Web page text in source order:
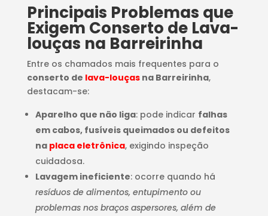
Principais Problemas que
Exigem Conserto de Lava-
louças na Barreirinha
Entre os chamados mais frequentes para o
conserto de lava-louçasna Barreirinha,
destacam-se:
Aparelho que não liga: pode indicar falhas
em cabos, fusíveis queimados ou defeitos
na placa eletrônica, exigindo inspeção
cuidadosa.
Lavagem ineficiente: ocorre quando há
resíduos de alimentos, entupimento ou
problemas nos braços aspersores, além de